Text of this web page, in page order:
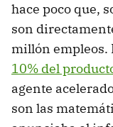
hace poco que,
son
millón empleos.
10% del
agente
son las